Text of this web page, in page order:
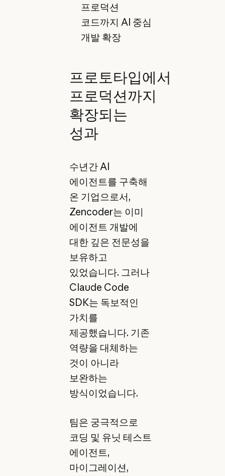
프로덕션
코드까지 AI 중심
개발 확장
프로토타입에서
프로덕션까지
확장되는
성과
수년간 AI
에이전트를 구축해
온 기업으로서,
Zencoder는 이미
에이전트 개발에
대한 깊은 전문성을
보유하고
있었습니다. 그러나
Claude Code
SDK는 독보적인
가치를
제공했습니다. 기존
역량을 대체하는
것이 아니라
보완하는
방식이었습니다.
팀은 궁극적으로
코딩 및 유닛 테스트
에이전트,
마이그레이션,